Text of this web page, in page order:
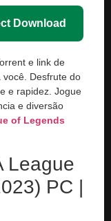
Download
e link de
Desfrute do
e rapidez. Jogue
e diversão
of Legends
League
PC |